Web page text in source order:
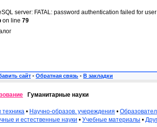
server: FATAL: password authentication failed for
on line 79
сайт • Обратная связь • В закладки
Гуманитарные науки
техника • Научно-образов. учереждения •
и естественные науки • Учебные материалы •